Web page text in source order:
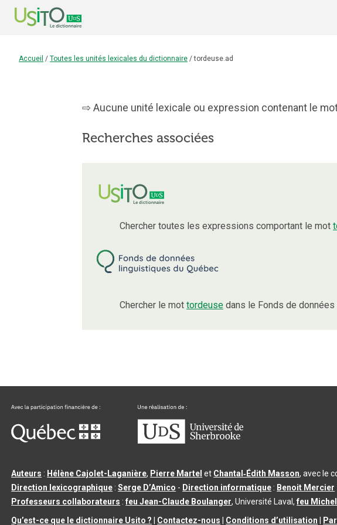
Accueil / Toutes les unités lexicales du dictionnaire / tordeuse.ad
Aucune unité lexicale ou expression contenant le
Recherches associées
Chercher toutes les expressions comportant le mot
Chercher le mot tordeuse dans le Fonds de
Auteurs : Hélène Cajolet-Laganière, Pierre Martel et Chantal‑Édith Masson, avec le
Direction lexicographique :Serge D’Amico - Direction informatique : Benoit Mercier
Professeurs collaborateurs :feu Jean-Claude Boulanger, Université Laval,feu
Qu’est-ce que le dictionnaire Usito ?
Contactez-nous Conditions d’utilisation